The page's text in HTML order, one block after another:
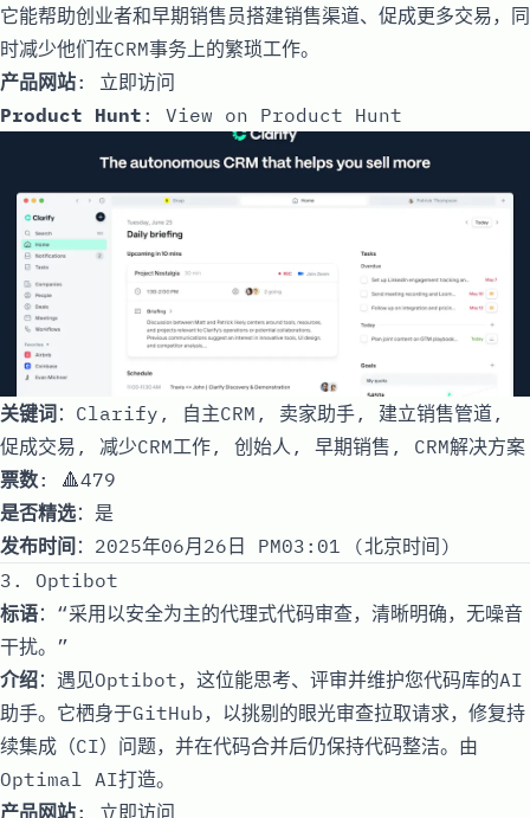
它能帮助创业者和早期销售员搭建销售渠道、促成更多交易，同
时减少他们在CRM事务上的繁琐工作。
产品网站: 立即访问
Product Hunt : View on Product Hunt
关键词：Clarify, 自主CRM, 卖家助手, 建立销售管道,
促成交易, 减少CRM工作, 创始人, 早期销售, CRM解决方案
票数: 🔺479
是否精选：是
发布时间 ：2025年06月26日 PM03:01 (北京时间)
3. Optibot
标语：“采用以安全为主的代理式代码审查，清晰明确，无噪音
干扰。”
介绍：遇见Optibot，这位能思考、评审并维护您代码库的AI
助手。它栖身于GitHub，以挑剔的眼光审查拉取请求，修复持
续集成（CI）问题，并在代码合并后仍保持代码整洁。由
Optimal AI打造。
产品网站: 立即访问